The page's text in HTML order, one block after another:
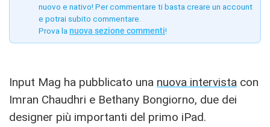
nuovo e nativo! Per commentare ti basta creare un account
e potrai subito commentare.
Prova la nuova sezione commenti!
Input Mag ha pubblicato una nuova intervista con
Imran Chaudhri e Bethany Bongiorno, due dei
designer più importanti del primo iPad.